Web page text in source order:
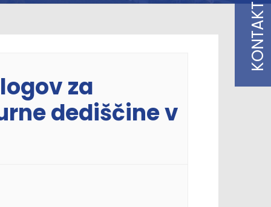
KONTAKT
za
dediščine v